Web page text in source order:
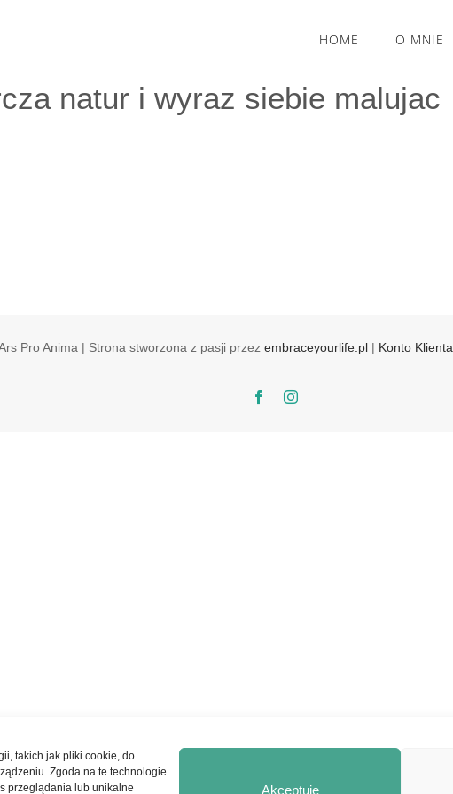
takich jak pliki cookie, do
Zgoda na te technologie
przeglądania lub unikalne
Akceptuję
HOME O MNIE
natur i wyraz siebie malujac
Pro Anima | Strona stworzona z pasji przez embraceyourlife.pl| Konto Klienta
FacebookInstagram